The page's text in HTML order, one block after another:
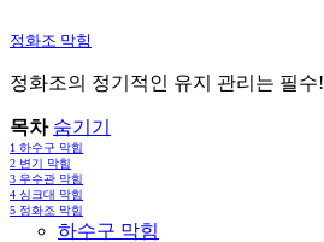
정화조 막힘
정화조의 정기적인 유지 관리는 필수!
목차 숨기기
1 하수구 막힘
2 변기 막힘
3 우수관 막힘
4 싱크대 막힘
5 정화조 막힘
하수구 막힘